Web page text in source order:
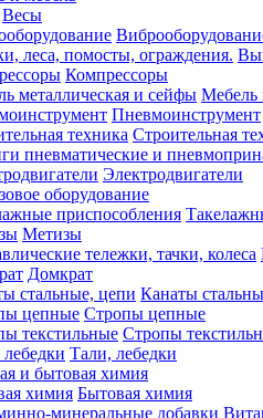
Весы
Компрессоры
Мебель
Пневмоинструмент
Строительная
Электродвигатели
оборудование
Метизы
Домкрат
Канаты
Стропы цепные
Стропы
Тали, лебедки
и бытовая химия
Бытовая химия